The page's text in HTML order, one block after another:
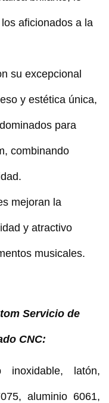
aficionados a la
su excepcional
y estética única,
para
combinando
mejoran la
y atractivo
musicales.
Servicio de
CNC:
inoxidable, latón,
aluminio 6061,